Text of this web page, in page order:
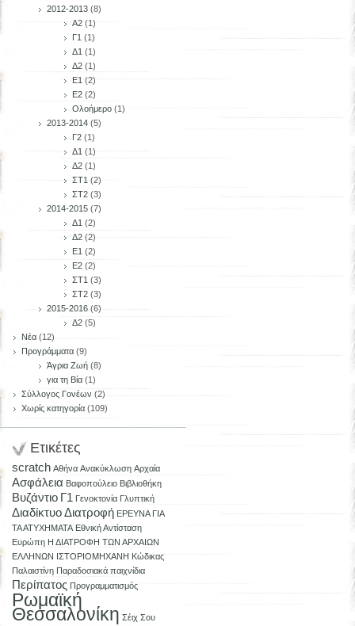
2012-2013 (8)
Α2 (1)
Γ1 (1)
Δ1 (1)
Δ2 (1)
Ε1 (2)
Ε2 (2)
Ολοήμερο (1)
2013-2014 (5)
Γ2 (1)
Δ1 (1)
Δ2 (1)
ΣΤ1 (2)
ΣΤ2 (3)
2014-2015 (7)
Δ1 (2)
Δ2 (2)
Ε1 (2)
Ε2 (2)
ΣΤ1 (3)
ΣΤ2 (3)
2015-2016 (6)
Δ2 (5)
Νέα (12)
Προγράμματα (9)
Άγρια Ζωή (8)
για τη Βία (1)
Σύλλογος Γονέων (2)
Χωρίς κατηγορία (109)
Ετικέτες
scratch Αθήνα Ανακύκλωση Αρχαία
Ασφάλεια Βαφοπούλειο Βιβλιοθήκη
Βυζάντιο Γ1 Γενοκτονία Γλυπτική
ΔιαδίκτυοΔιατροφή ΕΡΕΥΝΑ ΓΙΑ
ΤΑ ΑΤΥΧΗΜΑΤΑ Εθνική Αντίσταση
Ευρώπη Η ΔΙΑΤΡΟΦΗ ΤΩΝ ΑΡΧΑΙΩΝ
ΕΛΛΗΝΩΝ ΙΣΤΟΡΙΟΜΗΧΑΝΗ Κώδικας
Παλαιστίνη Παραδοσιακά παιχνίδια
Περίπατος Προγραμματισμός
Ρωμαϊκή
Θεσσαλονίκη Σέιχ Σου